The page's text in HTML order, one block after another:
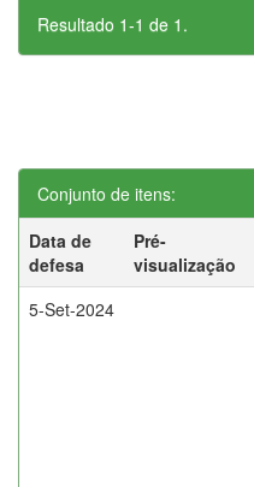
Resultado 1-1 de 1.
Conjunto de itens:
Data de
defesa
Pré-
visualização
5-Set-2024